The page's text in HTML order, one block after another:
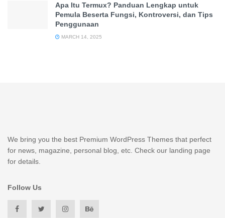
Apa Itu Termux? Panduan Lengkap untuk
Pemula Beserta Fungsi, Kontroversi, dan Tips
Penggunaan
MARCH 14, 2025
We bring you the best Premium WordPress Themes that perfect
for news, magazine, personal blog, etc. Check our landing page
for details.
Follow Us